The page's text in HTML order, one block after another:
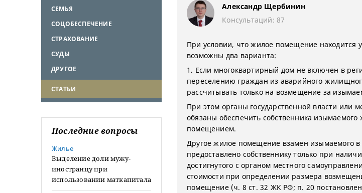
СЕМЬЯ
СОЦОБЕСПЕЧЕНИЕ
СТРАХОВАНИЕ
СУДЫ
ДРУГОЕ
СТАТЬИ
Последние вопросы
Жилье
Выделение доли мужу-
иностранцу при
использовании маткапитала
Александр Щербинин
Консультаций: 87
При условии, что жилое помещение находится
возможны два варианта:
1. Если многоквартирный дом не включен в
переселению граждан из аварийного
рассчитывать только на возмещение за
При этом органы государственной власти или
обязаны обеспечить собственника
помещением.
Другое жилое помещение взамен изымаемого в
предоставлено собственнику только при
достигнутого с органом местного
стоимости при определении размера
помещение (ч. 8 ст. 32 ЖК РФ; п. 20